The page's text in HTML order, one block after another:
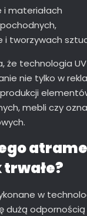
i materiałach
i tworzywach
że technologia
nie tylko w
mebli czy
w
dużą odpornością